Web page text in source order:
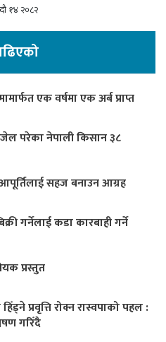
१४ २०८२
एक वर्षमा एक अर्ब प्राप्त
परेका नेपाली किसान ३८
सहज बनाउन आग्रह
गर्नेलाई कडा कारबाही गर्ने
प्रस्तुत
प्रवृत्ति रोक्न रास्वपाको पहल :
गरिँदै